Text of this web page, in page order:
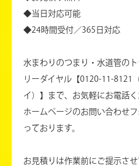
◆当日対応可能
◆24時間受付／365日対応
水まわりのつまり・水道管の
リーダイヤル【0120-11-
イ）】まで、お気軽にお電話く
ホームページのお問い合わせ
っております。
お見積りは作業前にご提示さ